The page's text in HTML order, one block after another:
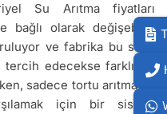
Su Arıtma fiyatları
bağlı olarak değişebilir.
ve fabrika bu suyu
edecekse farklı bir
sadece tortu arıtma ve
için bir sistem